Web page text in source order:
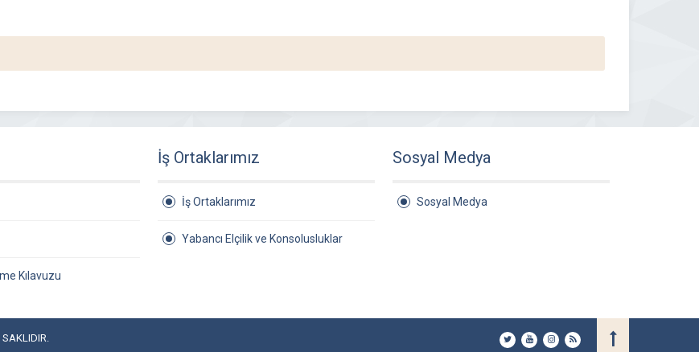
Kılavuzu
İş Ortaklarımız
İş Ortaklarımız
Yabancı Elçilik ve Konsolusluklar
Sosyal Medya
Sosyal Medya